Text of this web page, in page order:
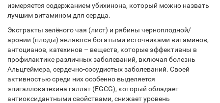
измеряется содержанием убихинона, который можно назвать
лучшим витамином для сердца.
Экстракты зелёного чая (лист) и рябины черноплодной/
аронии (плоды) являются богатыми источниками витаминов,
антоцианов, катехинов – веществ, которые эффективны в
профилактике различных заболеваний, включая болезнь
Альцгеймера, сердечно-сосудистых заболеваний. Своей
активностью среди них особенно выделяется
эпигаллокатехина галлат (EGCG), который обладает
антиоксидантными свойствами, снижает уровень